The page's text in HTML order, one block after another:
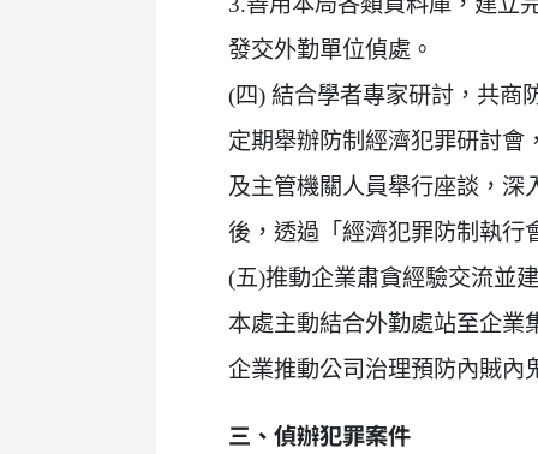
發交外勤單位偵處。
(四) 結合學者專家研討，共商
定期舉辦防制經濟犯罪研討會
及主管機關人員舉行座談，深
後，透過「經濟犯罪防制執行
(五)推動企業肅貪經驗交流並
本處主動結合外勤處站至企業
企業推動公司治理預防內賊內
三、偵辦犯罪案件